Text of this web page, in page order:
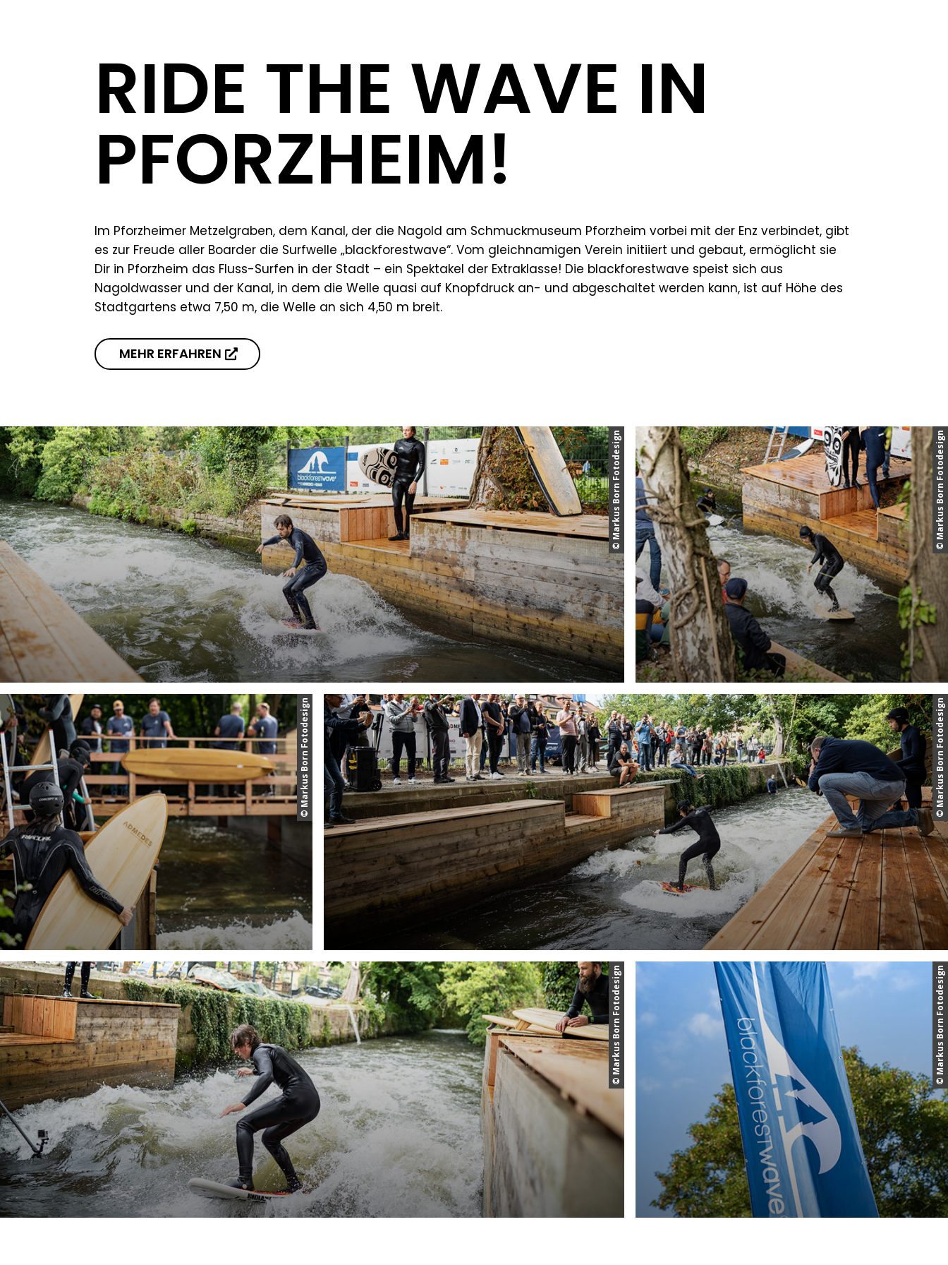
RIDE THE WAVE IN
PFORZHEIM!
Im Pforzheimer Metzelgraben, dem Kanal, der die Nagold am Schmuckmuseum Pforzheim vorbei mit der Enz verbindet, gibt
es zur Freude aller Boarder die Surfwelle „blackforestwave“. Vom gleichnamigen Verein initiiert und gebaut, ermöglicht sie
Dir in Pforzheim das Fluss-Surfen in der Stadt – ein Spektakel der Extraklasse! Die blackforestwave speist sich aus
Nagoldwasser und der Kanal, in dem die Welle quasi auf Knopfdruck an- und abgeschaltet werden kann, ist auf Höhe des
Stadtgartens etwa 7,50 m, die Welle an sich 4,50 m breit.
MEHR ERFAHREN
© Markus Born Fotodesign © Markus Born Fotodesign
© Markus Born Fotodesign © Markus Born Fotodesign
© Markus Born Fotodesign © Markus Born Fotodesign